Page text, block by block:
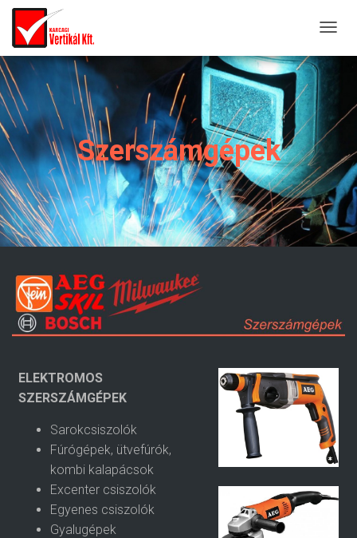
O
E
V
I
G
A
T
Szerszámgépek
ELEKTROMOS
SZERSZÁMGÉPEK
Sarokcsiszolók
Fúrógépek, ütvefúrók,
kombi kalapácsok
Excenter csiszolók
Egyenes csiszolók
Gyalugépek